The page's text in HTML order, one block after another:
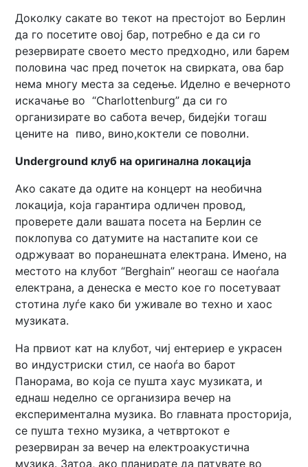
Доколку сакате во текот на престојот во Берлин
да го посетите овој бар, потребно е да си го
резервирате своето место предходно, или барем
половина час пред почеток на свирката, ова бар
нема многу места за седење. Иделно е вечерното
искачање во “Charlottenburg” да си го
организирате во сабота вечер, бидејќи тогаш
цените на пиво, вино,коктели се поволни.
Underground клуб на оригинална локација
Ако сакате да одите на концерт на необична
локација, која гарантира одличен провод,
проверете дали вашата посета на Берлин се
поклопува со датумите на настапите кои се
одржуваат во поранешната електрана. Имено, на
местото на клубот “Berghain” неогаш се наоѓала
електрана, а денеска е место кое го посетуваат
стотина луѓе како би уживале во техно и хаос
музиката.
На првиот кат на клубот, чиј ентериер е украсен
во индустриски стил, се наоѓа во барот
Панорама, во која се пушта хаус музиката, и
еднаш неделно се организира вечер на
експериментална музика. Во главната просторија,
се пушта техно музика, а четвртокот е
резервиран за вечер на електроакустична
музика. Затоа, ако планирате да патувате во